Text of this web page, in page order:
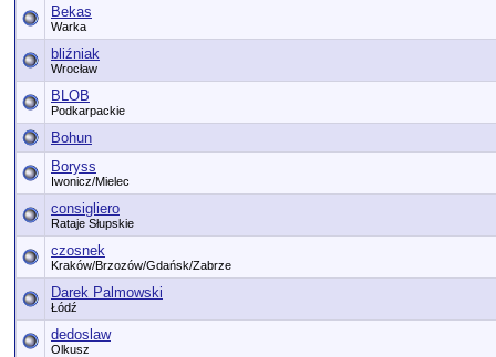
Bekas
Warka
bliźniak
Wrocław
BLOB
Podkarpackie
Bohun
Boryss
Iwonicz/Mielec
consigliero
Rataje Słupskie
czosnek
Kraków/Brzozów/Gdańsk/Zabrze
Darek Palmowski
Łódź
dedoslaw
Olkusz